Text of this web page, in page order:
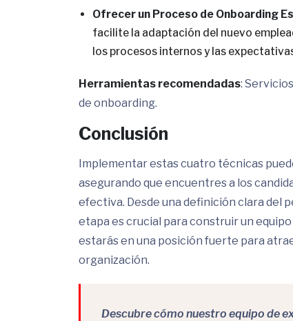
Ofrecer un Proceso de Onboarding
facilite la adaptación del nuevo
los procesos internos y las
Herramientas recomendadas:
de onboarding.
Conclusión
Implementar estas cuatro técnicas
asegurando que encuentres a los
efectiva. Desde una definición clara del
etapa es crucial para construir un
estarás en una posición fuerte para
organización.
Descubre cómo nuestro equipo de